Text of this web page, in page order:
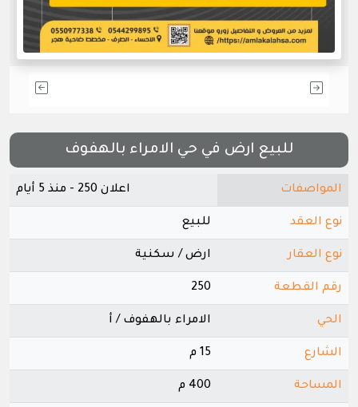
للبيع ارض في حي الامراء بالهفوف
المواصفات اعلان 250 - منذ 5 أيام
نوع العقد للبيع
نوع العقار ارض / سكنية
رقم القطعة 250
الحي الامراء بالهفوف / أ
الشارع 15 م
المساحة 400 م